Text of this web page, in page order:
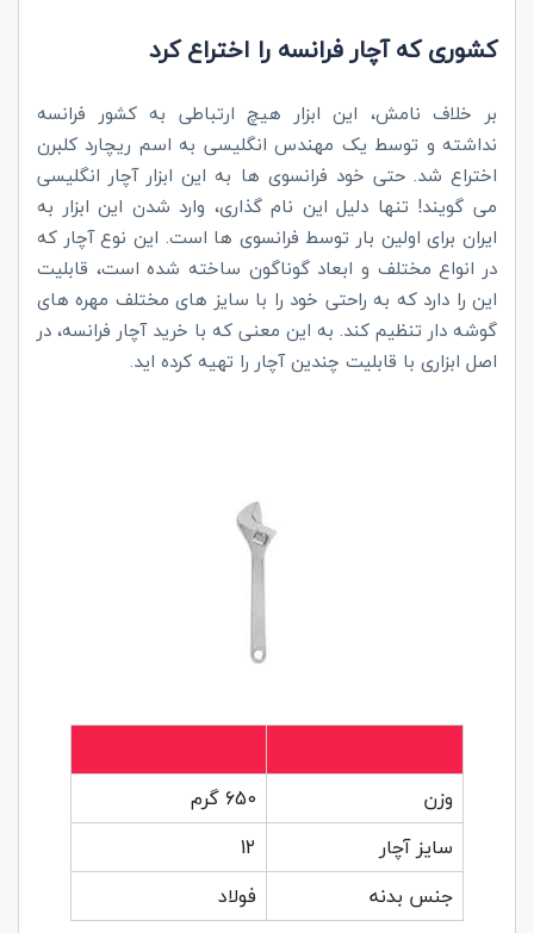
کشوری که آچار فرانسه را اختراع کرد
بر خلاف نامش، این ابزار هیچ ارتباطی به کشور فرانسه
نداشته و توسط یک مهندس انگلیسی به اسم ریچارد کلبرن
اختراع شد. حتی خود فرانسوی ها به این ابزار آچار انگلیسی
می گویند! تنها دلیل این نام گذاری، وارد شدن این ابزار به
ایران برای اولین بار توسط فرانسوی ها است. این نوع آچار که
در انواع مختلف و ابعاد گوناگون ساخته شده است، قابلیت
این را دارد که به راحتی خود را با سایز های مختلف مهره های
گوشه دار تنظیم کند. به این معنی که با خرید آچار فرانسه، در
اصل ابزاری با قابلیت چندین آچار را تهیه کرده اید.
وزن
650 گرم
سایز آچار
12
جنس بدنه
فولاد